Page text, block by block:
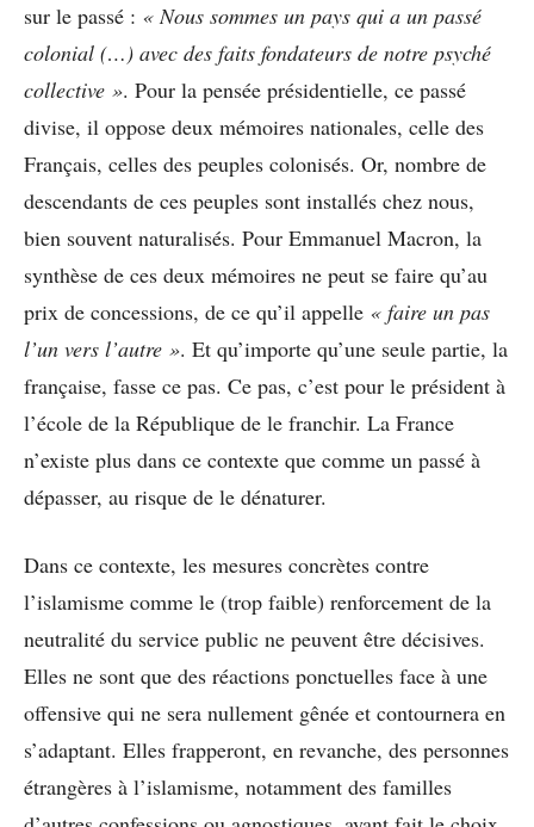
sur le passé : « Nous sommes un pays qui a un passé
colonial (…) avec des faits fondateurs de notre psyché
collective ». Pour la pensée présidentielle, ce passé
divise, il oppose deux mémoires nationales, celle des
Français, celles des peuples colonisés. Or, nombre de
descendants de ces peuples sont installés chez nous,
bien souvent naturalisés. Pour Emmanuel Macron, la
synthèse de ces deux mémoires ne peut se faire qu’au
prix de concessions, de ce qu’il appelle « faire un pas
l’un vers l’autre ». Et qu’importe qu’une seule partie, la
française, fasse ce pas. Ce pas, c’est pour le président à
l’école de la République de le franchir. La France
n’existe plus dans ce contexte que comme un passé à
dépasser, au risque de le dénaturer.
Dans ce contexte, les mesures concrètes contre
l’islamisme comme le (trop faible) renforcement de la
neutralité du service public ne peuvent être décisives.
Elles ne sont que des réactions ponctuelles face à une
offensive qui ne sera nullement gênée et contournera en
s’adaptant. Elles frapperont, en revanche, des personnes
étrangères à l’islamisme, notamment des familles